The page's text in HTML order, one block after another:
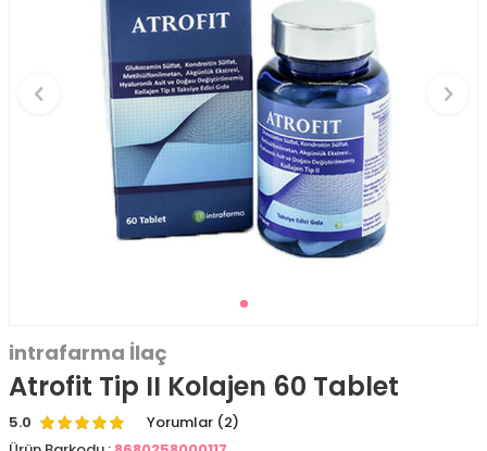
intrafarma İlaç
Atrofit Tip II Kolajen 60 Tablet
5.0
Yorumlar (2)